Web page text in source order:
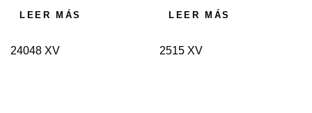
LEER MÁS
24048 XV
LEER MÁS
2515 XV